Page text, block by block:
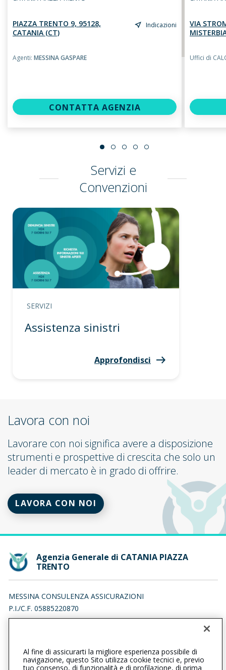
PIAZZA TRENTO 9, 95128,
CATANIA (CT)
Indicazioni
Agenti: MESSINA GASPARE
CONTATTA AGENZIA
VIA
Uffici di
Servizi e
Convenzioni
SERVIZI
Assistenza sinistri
Approfondisci
Lavora con noi
Lavorare con noi significa avere a disposizione
strumenti e prospettive di crescita che solo un
leader di mercato è in grado di offrire.
LAVORA CON NOI
Agenzia Generale di CATANIA PIAZZA
TRENTO
MESSINA CONSULENZA ASSICURAZIONI
P.I./C.F. 05885220870
PIAZZA TRENTO 9, 95128 CATANIA (CT)
0957151608 0957365524
Al fine di assicurarti la migliore esperienza possibile di
navigazione, questo Sito utilizza cookie tecnici e, previo
tuo consenso, di funzionalità e di profilazione, di prima